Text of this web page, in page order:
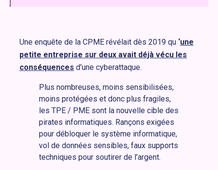
Une enquête de la CPME révélait dès 2019 qu ‘une
petite entreprise sur deux avait déjà vécu les
conséquences d’une cyberattaque.
Plus nombreuses, moins sensibilisées,
moins protégées et donc plus fragiles,
les TPE / PME sont la nouvelle cible des
pirates informatiques. Rançons exigées
pour débloquer le système informatique,
vol de données sensibles, faux supports
techniques pour soutirer de l’argent.